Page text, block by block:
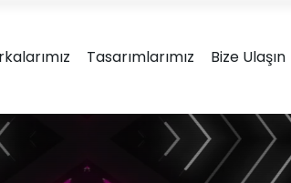
Tasarımlarımız Bize Ulaşın
uyumu, görsel çekicilik, anlaşılırlık ve